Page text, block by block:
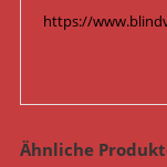
https://
Ähnliche